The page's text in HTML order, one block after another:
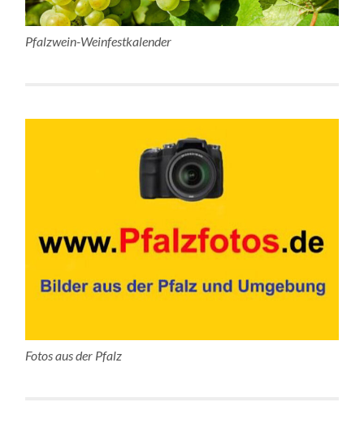
Pfalzwein-Weinfestkalender
Fotos aus der Pfalz